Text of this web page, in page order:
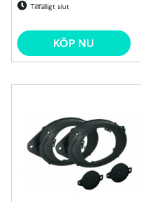
Tillfälligt slut
KÖP NU